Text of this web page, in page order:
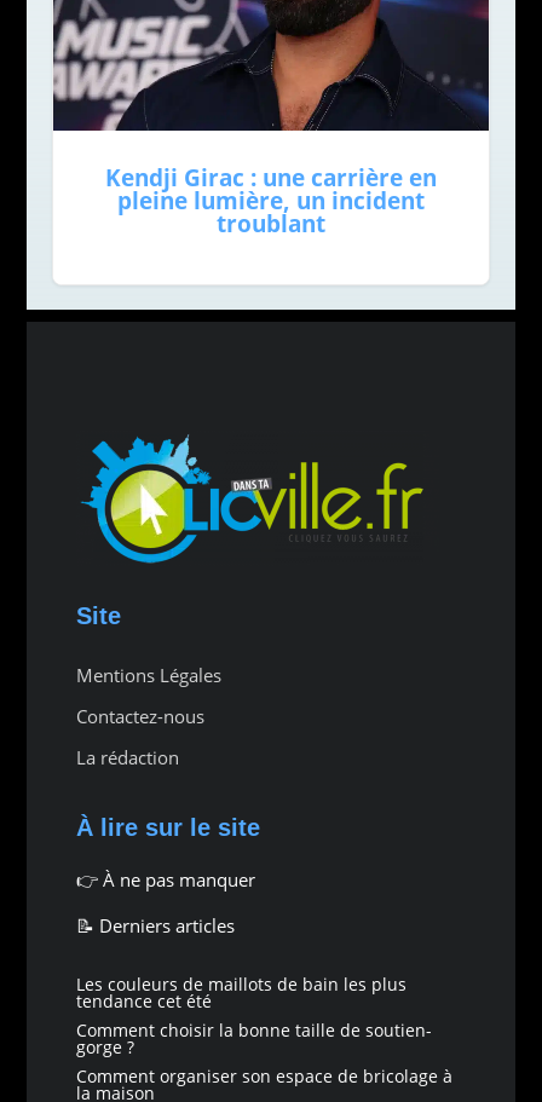
Kendji Girac : une carrière en
pleine lumière, un incident
troublant
Site
Mentions Légales
Contactez-nous
La rédaction
À lire sur le site
👉 À ne pas manquer
📝 Derniers articles
Les couleurs de maillots de bain les plus
tendance cet été
Comment choisir la bonne taille de soutien-
gorge ?
Comment organiser son espace de bricolage à
la maison